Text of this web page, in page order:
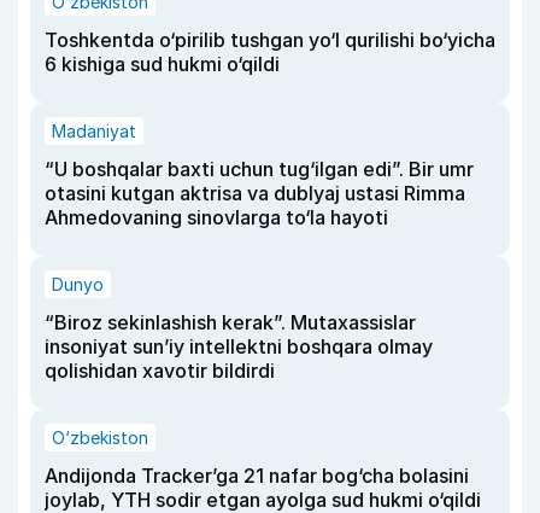
Toshkentda o‘pirilib tushgan yo‘l qurilishi bo‘yicha
6 kishiga sud hukmi o‘qildi
Madaniyat
“U boshqalar baxti uchun tug‘ilgan edi”. Bir umr
otasini kutgan aktrisa va dublyaj ustasi Rimma
Ahmedovaning sinovlarga to‘la hayoti
Dunyo
“Biroz sekinlashish kerak”. Mutaxassislar
insoniyat sun’iy intellektni boshqara olmay
qolishidan xavotir bildirdi
O‘zbekiston
Andijonda Tracker’ga 21 nafar bog‘cha bolasini
joylab, YTH sodir etgan ayolga sud hukmi o‘qildi